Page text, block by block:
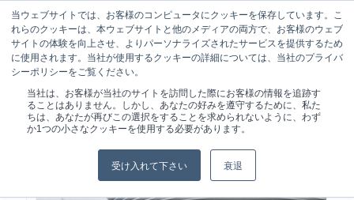
当ウェブサイトでは、お客様のコンピュータにクッキーを保存しています。こ
れらのクッキーは、本ウェブサイトと他のメディアの両方で、お客様のウェブ
サイトの体験を向上させ、よりパーソナライズされたサービスを提供するため
に使用されます。当社が使用するクッキーの詳細については、当社のプライバ
シーポリシーをご覧ください。
当社は、お客様が当社のサイトを訪問した際にお客様の情報を追跡す
ることはありません。しかし、あなたの好みを遵守するために、私た
ちは、あなたが再びこの選択をすることを求められないように、わず
か1つの小さなクッキーを使用する必要があります。
受け入れて下さい 衰退
現在位置: ホーム / ライフサイエンス